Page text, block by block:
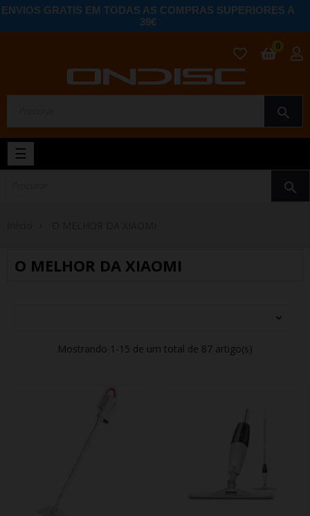
ENVIOS GRATIS EM TODAS AS COMPRAS SUPERIORES A
39€
search
0
Toggle
navigation
☰
search
O MELHOR DA XIAOMI
Mostrando 1-15 de um total de 87 artigo(s)